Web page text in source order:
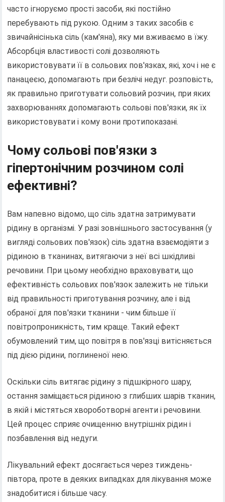
часто ігноруємо прості засоби, які постійно
перебувають під рукою. Одним з таких засобів є
звичайнісінька сіль (кам'яна), яку ми вживаємо в їжу.
Абсорбція властивості солі дозволяють
використовувати її в сольових пов'язках, які, хоч і не є
панацеєю, допомагають при безлічі недуг. розповість,
як правильно приготувати сольовий розчин, при яких
захворюваннях допомагають сольові пов'язки, як їх
використовувати і кому вони протипоказані.
Чому сольові пов'язки з
гіпертонічним розчином солі
ефективні?
Вам напевно відомо, що сіль здатна затримувати
рідину в організмі. У разі зовнішнього застосування (у
вигляді сольових пов'язок) сіль здатна взаємодіяти з
рідиною в тканинах, витягаючи з неї всі шкідливі
речовини. При цьому необхідно враховувати, що
ефективність сольових пов'язок залежить не тільки
від правильності приготування розчину, але і від
обраної для пов'язки тканини - чим більше її
повітропроникність, тим краще. Такий ефект
обумовлений тим, що повітря в пов'язці витісняється
під дією рідини, поглиненої нею.
Оскільки сіль витягає рідину з підшкірного шару,
остання заміщається рідиною з глибших шарів тканин,
в якій і містяться хвороботворні агенти і речовини.
Цей процес сприяє очищенню внутрішніх рідин і
позбавлення від недуги.
Лікувальний ефект досягається через тиждень-
півтора, проте в деяких випадках для лікування може
знадобитися і більше часу.